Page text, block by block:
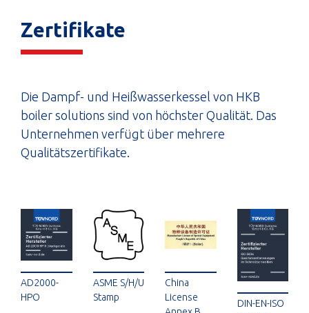
Zertifikate
Die Dampf- und Heißwasserkessel von HKB
boiler solutions sind von höchster Qualität. Das
Unternehmen verfügt über mehrere
Qualitätszertifikate.
AD2000-
HPO
ASME S/H/U
Stamp
China
License
DIN-EN-ISO